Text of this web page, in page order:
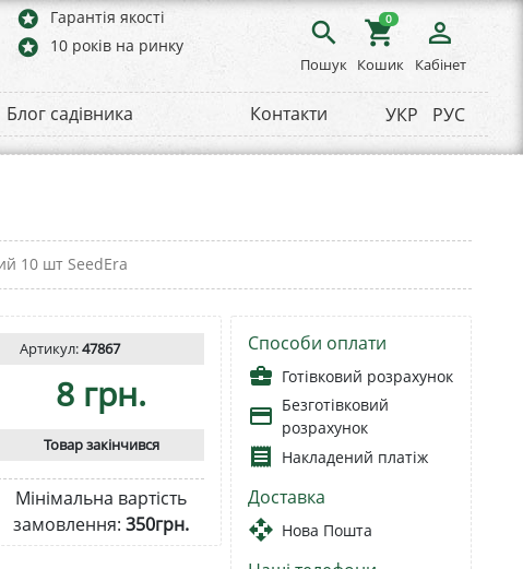
stars Гарантія якості
stars 10 років на ринку search
Пошук
shopping_cart
0
Кошик
person_outline
Кабінет
Блог садівника Контакти УКР РУС
10 шт SeedEra
Артикул:47867
8 грн.
Товар закінчився
Мінімальна вартість
замовлення: 350грн.
Способи оплати
business_center Готівковий розрахунок
payment Безготівковий
розрахунок
receipt Накладений платіж
Доставка
open_with Нова Пошта